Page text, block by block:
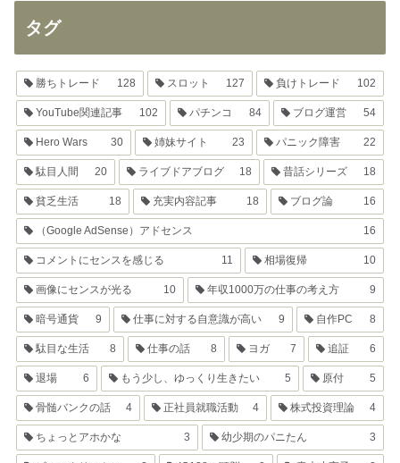
タグ
勝ちトレード 128 スロット 127 負けトレード 102
YouTube関連記事 102 パチンコ 84 ブログ運営 54
Hero Wars 30 姉妹サイト 23 パニック障害 22
駄目人間 20 ライブドアブログ 18 昔話シリーズ 18
貧乏生活 18 充実内容記事 18 ブログ論 16
（Google AdSense）アドセンス 16
コメントにセンスを感じる 11 相場復帰 10
画像にセンスが光る 10 年収1000万の仕事の考え方 9
暗号通貨 9 仕事に対する自意識が高い 9 自作PC 8
駄目な生活 8 仕事の話 8 ヨガ 7 追証 6
退場 6 もう少し、ゆっくり生きたい 5 原付 5
骨髄バンクの話 4 正社員就職活動 4 株式投資理論 4
ちょっとアホかな 3 幼少期のパニたん 3